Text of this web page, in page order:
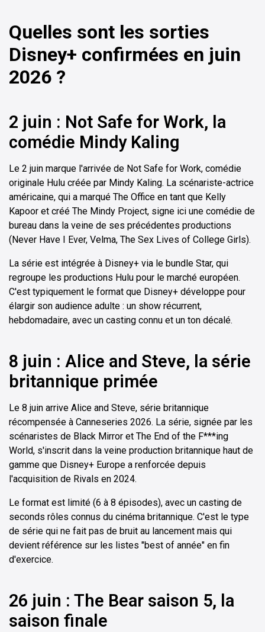
Quelles sont les sorties
Disney+ confirmées en juin
2026 ?
2 juin : Not Safe for Work, la
comédie Mindy Kaling
Le 2 juin marque l'arrivée de Not Safe for Work, comédie
originale Hulu créée par Mindy Kaling. La scénariste-actrice
américaine, qui a marqué The Office en tant que Kelly
Kapoor et créé The Mindy Project, signe ici une comédie de
bureau dans la veine de ses précédentes productions
(Never Have I Ever, Velma, The Sex Lives of College Girls).
La série est intégrée à Disney+ via le bundle Star, qui
regroupe les productions Hulu pour le marché européen.
C'est typiquement le format que Disney+ développe pour
élargir son audience adulte : un show récurrent,
hebdomadaire, avec un casting connu et un ton décalé.
8 juin : Alice and Steve, la série
britannique primée
Le 8 juin arrive Alice and Steve, série britannique
récompensée à Canneseries 2026. La série, signée par les
scénaristes de Black Mirror et The End of the F***ing
World, s'inscrit dans la veine production britannique haut de
gamme que Disney+ Europe a renforcée depuis
l'acquisition de Rivals en 2024.
Le format est limité (6 à 8 épisodes), avec un casting de
seconds rôles connus du cinéma britannique. C'est le type
de série qui ne fait pas de bruit au lancement mais qui
devient référence sur les listes "best of année" en fin
d'exercice.
26 juin : The Bear saison 5, la
saison finale